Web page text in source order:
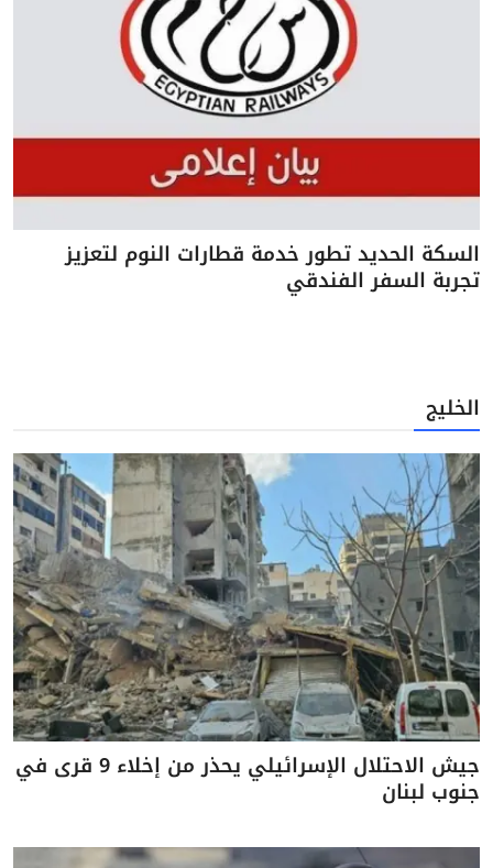
السكة الحديد تطور خدمة قطارات النوم لتعزيز
تجربة السفر الفندقي
الخليج
جيش الاحتلال الإسرائيلي يحذر من إخلاء 9 قرى في
جنوب لبنان